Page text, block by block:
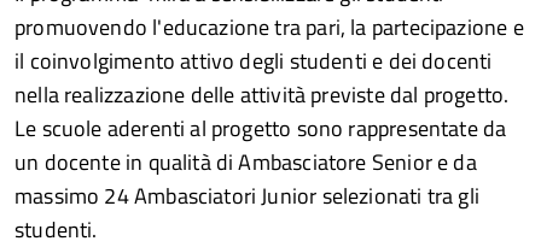
promuovendo l'educazione tra pari, la partecipazione e
il coinvolgimento attivo degli studenti e dei docenti
nella realizzazione delle attività previste dal progetto.
Le scuole aderenti al progetto sono rappresentate da
un docente in qualità di Ambasciatore Senior e da
massimo 24 Ambasciatori Junior selezionati tra gli
studenti.